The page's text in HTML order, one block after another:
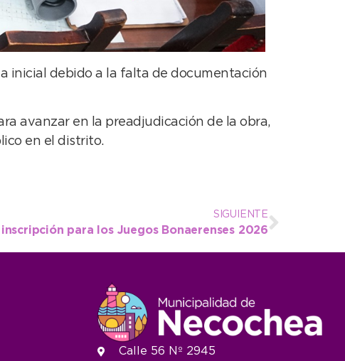
inicial debido a la falta de documentación
avanzar en la preadjudicación de la obra,
en el distrito.
SIGUIENTE
para los Juegos Bonaerenses 2026
Calle 56 Nº 2945